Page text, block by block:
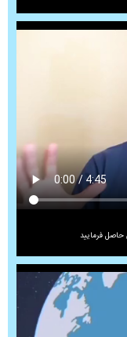
فرمایید